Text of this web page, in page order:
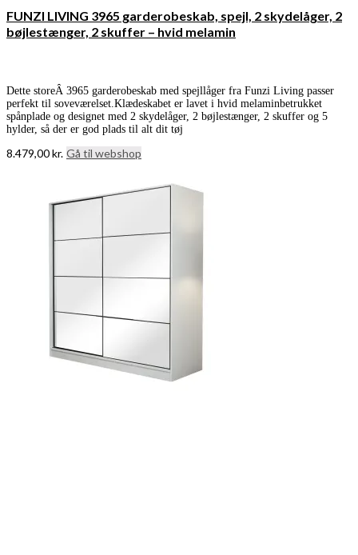
FUNZI LIVING 3965 garderobeskab, spejl, 2 skydelåger, 2
bøjlestænger, 2 skuffer – hvid melamin
Dette storeÂ 3965 garderobeskab med spejllåger fra Funzi Living passer
perfekt til soveværelset.Klædeskabet er lavet i hvid melaminbetrukket
spånplade og designet med 2 skydelåger, 2 bøjlestænger, 2 skuffer og 5
hylder, så der er god plads til alt dit tøj
8.479,00kr. Gå til webshop